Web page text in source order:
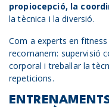
propiocepció, la
la tècnica i la diversió.
Com a experts en
recomanem: supervisió
corporal i treballar la
repeticions.